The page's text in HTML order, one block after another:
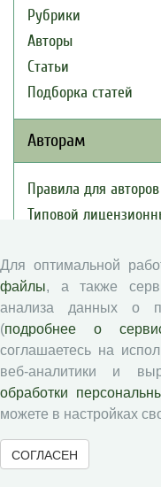
Рубрики
Авторы
Статьи
Подборка статей
Авторам
Правила для авторов
Типовой
Согласие на
Авторские права
Рецензентам
Памятка рецензенту
Положение о
Форма рецензии
Для оптимальной
файлы, а также
анализа данных о
(подробнее о
соглашаетесь на
веб-аналитики и
обработки
можете в настройках
СОГЛАСЕН